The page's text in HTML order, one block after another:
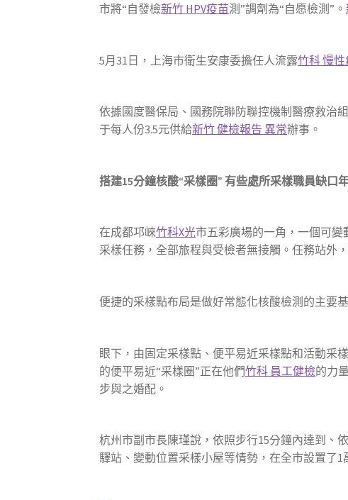
市將“自發檢新竹 HPV疫苗測”調劑為“自愿檢測”。
5月31日，上海市衛生安康委擔任人流露竹科 慢
依據國度醫保局、國務院聯防聯控機制醫療救治
于每人份3.5元供給新竹 健檢報告 異常辦事。
搭建15分鐘核酸“采樣圈” 有些處所采樣職員缺口
在成都邛崍竹科X光市五彩廣場的一角，一個可
采樣任務，全部旅程與受檢者無接觸。任務站外
便捷的采樣點布局是做好常態化核酸檢測的主要
眼下，由固定采樣點、便平易近采樣點和活動采
的便平易近“采樣圈”正在他們竹科 員工健檢的力
步與之婚配。
杭州市副市長陳瑾說，依照步行15分鐘內達到、
驛站、變動位置采樣小屋等情勢，在全市設置了1